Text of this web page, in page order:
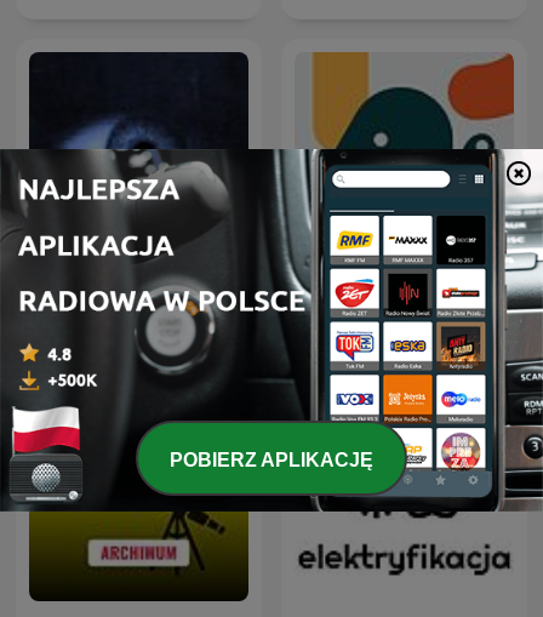
Mowia Swiadkowie Entiende Tu Mente
POBIERZ APLIKACJĘ